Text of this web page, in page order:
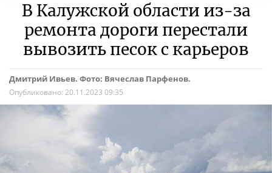
В Калужской области из-за
ремонта дороги перестали
вывозить песок с карьеров
Дмитрий Ивьев. Фото: Вячеслав Парфенов.
Опубликовано: 20.11.2023 09:35